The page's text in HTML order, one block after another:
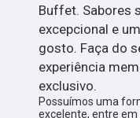
Buffet. Sabores
excepcional e
gosto. Faça do
experiência
exclusivo.
Possuímos uma
excelente, entre